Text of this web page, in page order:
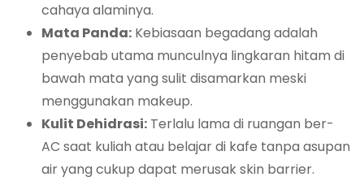
cahaya alaminya.
Mata Panda: Kebiasaan begadang adalah
penyebab utama munculnya lingkaran hitam di
bawah mata yang sulit disamarkan meski
menggunakan makeup.
Kulit Dehidrasi: Terlalu lama di ruangan ber-
AC saat kuliah atau belajar di kafe tanpa asupan
air yang cukup dapat merusakskin barrier.